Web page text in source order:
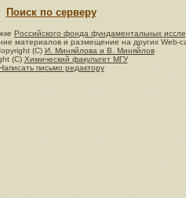
Поиск по серверу
Российского фонда фундаментальных
материалов и размещение на других Web-
(C) И. Миняйлова и В. Миняйлов
(C) Химический факультет МГУ
письмо редактору